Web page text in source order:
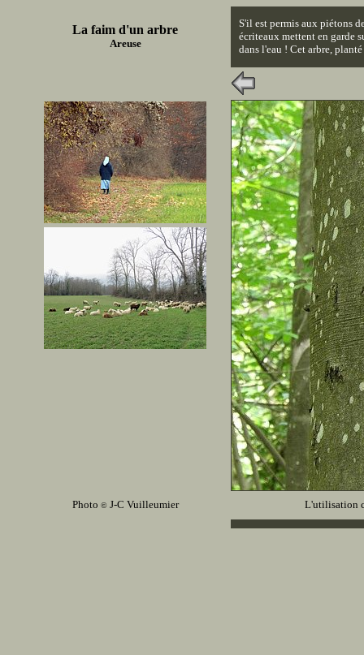
La faim d'un arbre
Areuse
S'il est permis aux piétons
écriteaux mettent en garde
dans l'eau ! Cet arbre,
Photo © J-C Vuilleumier L'utilisation